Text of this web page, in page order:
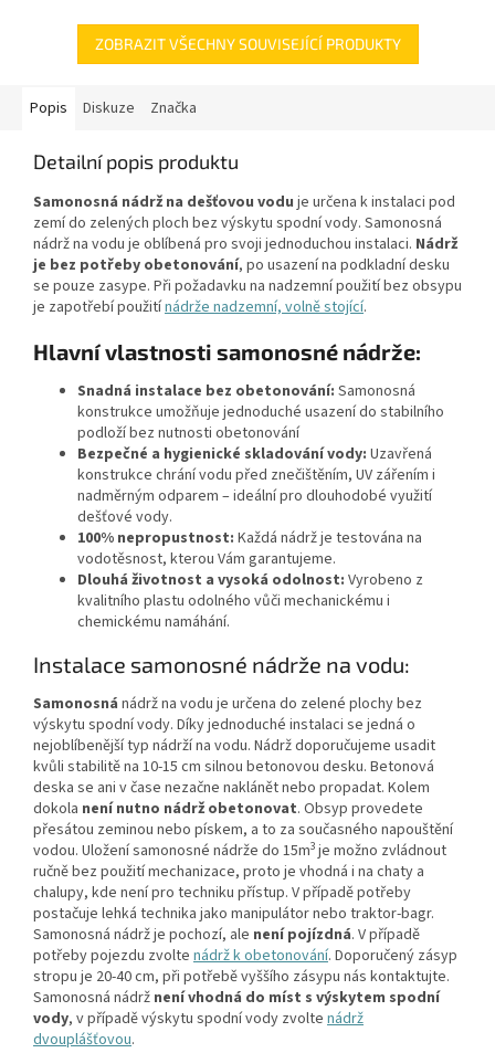
vybaven 2 šrouby pro...
ZOBRAZIT VŠECHNY SOUVISEJÍCÍ PRODUKTY
Popis Diskuze Značka
Detailní popis produktu
Samonosná nádrž na dešťovou vodu je určena k instalaci pod
zemí do zelených ploch bez výskytu spodní vody. Samonosná
nádrž na vodu je oblíbená pro svoji jednoduchou instalaci. Nádrž
je bez potřeby obetonování, po usazení na podkladní desku
se pouze zasype. Při požadavku na nadzemní použití bez obsypu
je zapotřebí použitínádrže nadzemní, volně stojící.
Hlavní vlastnosti samonosné nádrže:
Snadná instalace bez obetonování: Samonosná
konstrukce umožňuje jednoduché usazení do stabilního
podloží bez nutnosti obetonování
Bezpečné a hygienické skladování vody: Uzavřená
konstrukce chrání vodu před znečištěním, UV zářením i
nadměrným odparem – ideální pro dlouhodobé využití
dešťové vody.
100% nepropustnost: Každá nádrž je testována na
vodotěsnost, kterou Vám garantujeme.
Dlouhá životnost a vysoká odolnost: Vyrobeno z
kvalitního plastu odolného vůči mechanickému i
chemickému namáhání.
Instalace samonosné nádrže na vodu:
Samonosná nádrž na vodu je určena do zelené plochy bez
výskytu spodní vody. Díky jednoduché instalaci se jedná o
nejoblíbenější typ nádrží na vodu. Nádrž doporučujeme usadit
kvůli stabilitě na 10-15 cm silnou betonovou desku. Betonová
deska se ani v čase nezačne naklánět nebo propadat. Kolem
dokola není nutno nádrž obetonovat. Obsyp provedete
přesátou zeminou nebo pískem, a to za současného napouštění
vodou. Uložení samonosné nádrže do 15m3 je možno zvládnout
ručně bez použití mechanizace, proto je vhodná i na chaty a
chalupy, kde není pro techniku přístup. V případě potřeby
postačuje lehká technika jako manipulátor nebo traktor-bagr.
Samonosná nádrž je pochozí, ale není pojízdná. V případě
potřeby pojezdu zvolte nádrž k obetonování. Doporučený zásyp
stropu je 20-40 cm, při potřebě vyššího zásypu nás kontaktujte.
Samonosná nádrž není vhodná do míst s výskytem spodní
vody, v případě výskytu spodní vody zvolte nádrž
dvouplášťovou.